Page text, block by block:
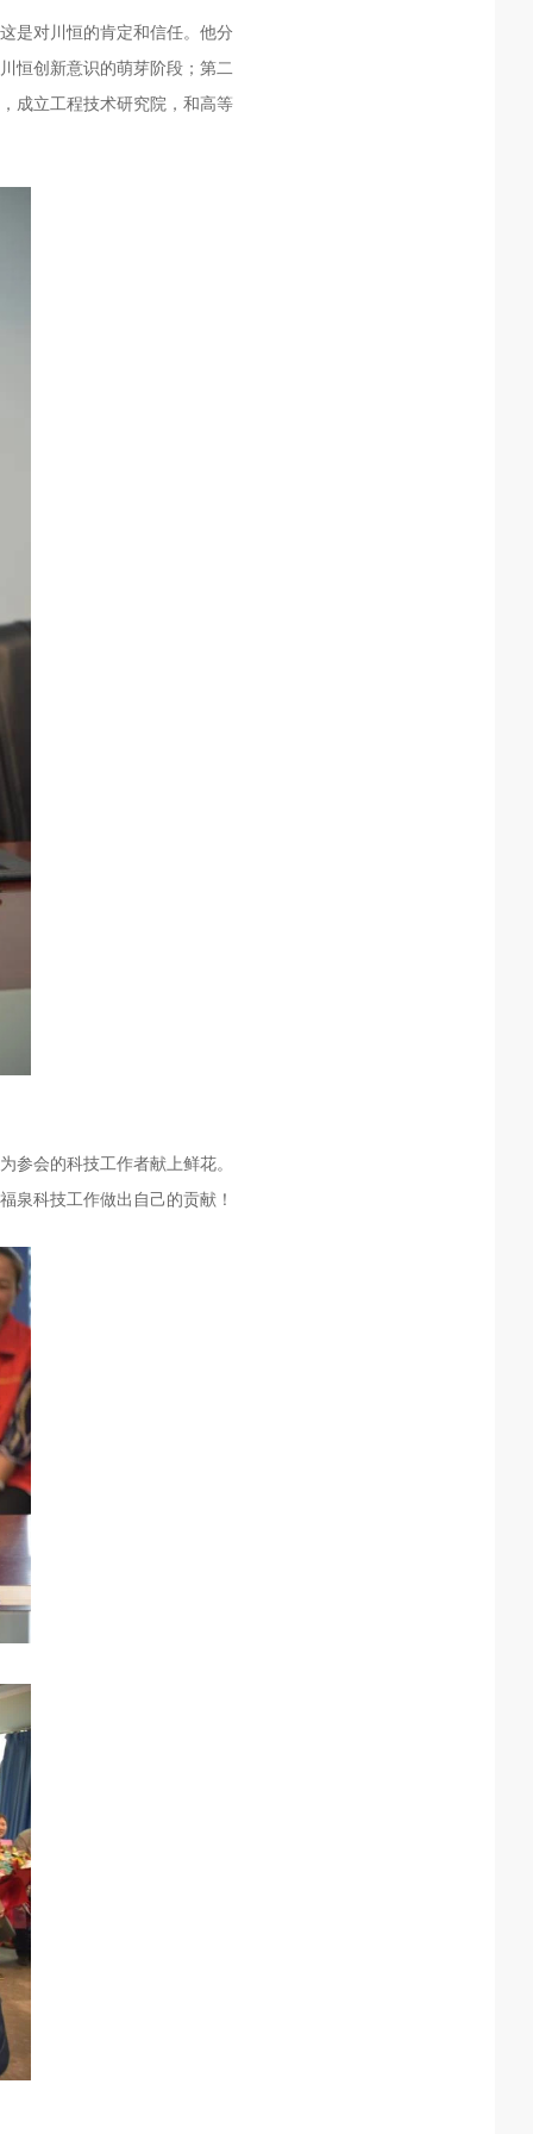
是对川恒的肯定和信任。他分
恒创新意识的萌芽阶段；第二
成立工程技术研究院，和高等
参会的科技工作者献上鲜花。
泉科技工作做出自己的贡献！